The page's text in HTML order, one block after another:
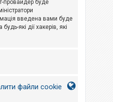
провайдер буде
введена вами буде
які дії хакерів, які
файли cookie